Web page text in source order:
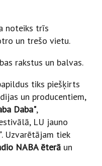
noteiks trīs
un trešo vietu.
rakstus un balvas.
tiks piešķirts
un producentiem,
Daba",
LU jauno
. Uzvarētājam tiek
NABA ēterā un